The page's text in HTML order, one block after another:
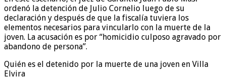
ordenó la detención de Julio Cornelio luego de su
declaración y después de que la fiscalía tuviera los
elementos necesarios para vincularlo con la muerte de la
joven. La acusación es por “homicidio culposo agravado por
abandono de persona”.
Quién es el detenido por la muerte de una joven en Villa
Elvira